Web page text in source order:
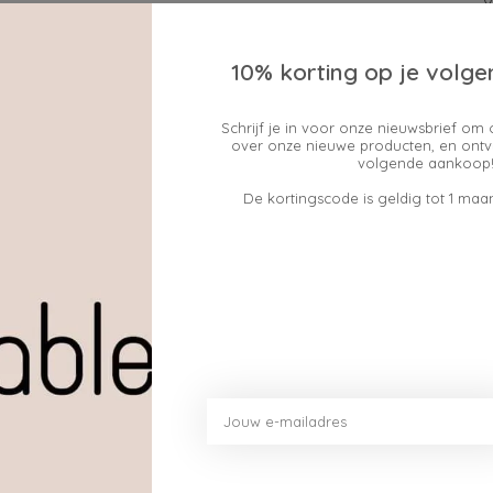
Geen producten
10% korting op je
Schrijf je in voor onze nieuwsbrief om
over onze nieuwe producten, en
volgende
De kortingscode is geldig tot 1